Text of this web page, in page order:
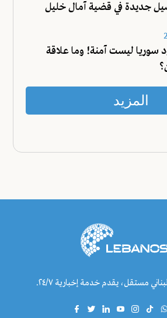
جديدة في قضية آمال خليل
سوريا ليست آمنة! وما علاقة
المزيد
مستقل، يقدم خدمة إخبارية ٢٤/٧.